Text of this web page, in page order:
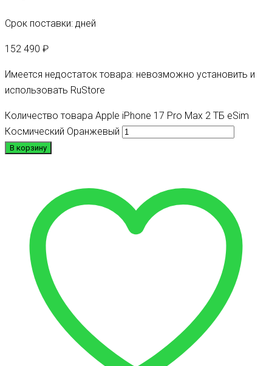
Срок поставки: дней
152 490 ₽
Имеется недостаток товара: невозможно установить и
использовать RuStore
Количество товара Apple iPhone 17 Pro Max 2 ТБ eSim
Космический Оранжевый
В корзину